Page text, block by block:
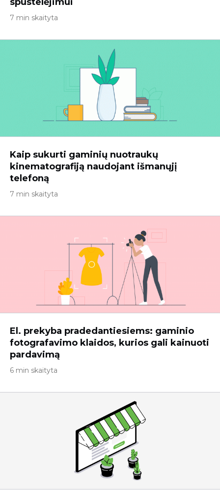
7 min skaityta
Kaip sukurti gaminių nuotraukų
kinematografiją naudojant išmanųjį
telefoną
7 min skaityta
El. prekyba pradedantiesiems: gaminio
fotografavimo klaidos, kurios gali kainuoti
pardavimą
6 min skaityta